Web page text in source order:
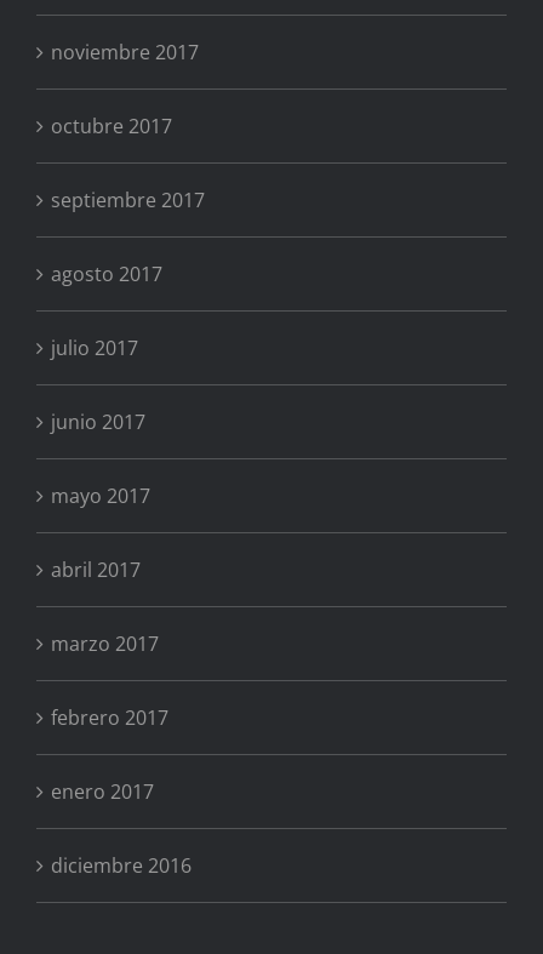
noviembre 2017
octubre 2017
septiembre 2017
agosto 2017
julio 2017
junio 2017
mayo 2017
abril 2017
marzo 2017
febrero 2017
enero 2017
diciembre 2016